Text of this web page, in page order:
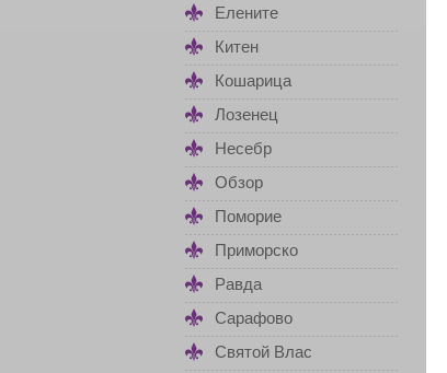
Елените
Китен
Кошарица
Лозенец
Несебр
Обзор
Поморие
Приморско
Равда
Сарафово
Святой Влас